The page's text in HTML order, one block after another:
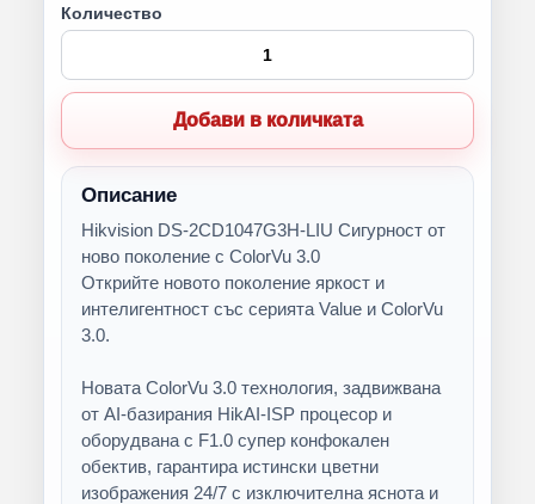
Количество
Добави в количката
Описание
Hikvision DS-2CD1047G3H-LIU Сигурност от
ново поколение с ColorVu 3.0
Открийте новото поколение яркост и
интелигентност със серията Value и ColorVu
3.0.
Новата ColorVu 3.0 технология, задвижвана
от AI-базирания HikAI-ISP процесор и
оборудвана с F1.0 супер конфокален
обектив, гарантира истински цветни
изображения 24/7 с изключителна яснота и